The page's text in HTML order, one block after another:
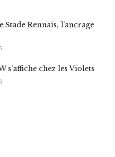
Rennais, l’ancrage
s’affiche chez les Violets